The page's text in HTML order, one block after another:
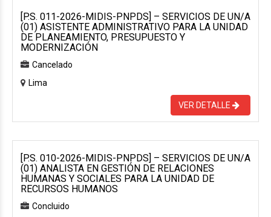
[P.S. 011-2026-MIDIS-PNPDS] – SERVICIOS DE UN/A
(01) ASISTENTE ADMINISTRATIVO PARA LA UNIDAD
DE PLANEAMIENTO, PRESUPUESTO Y
MODERNIZACIÓN
Cancelado
Lima
VER DETALLE
[P.S. 010-2026-MIDIS-PNPDS] – SERVICIOS DE UN/A
(01) ANALISTA EN GESTIÓN DE RELACIONES
HUMANAS Y SOCIALES PARA LA UNIDAD DE
RECURSOS HUMANOS
Concluido